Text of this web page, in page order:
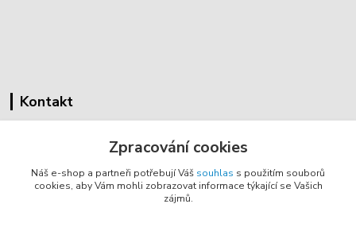
Kontakt
Zákostelí 83
783 44 Náměšť na Hané
Zpracování cookies
Náš e-shop a partneři potřebují Váš souhlas s použitím souborů
cookies, aby Vám mohli zobrazovat informace týkající se Vašich
zájmů.